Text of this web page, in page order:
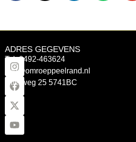
ADRES GEGEVENS
Tel: 0492-463624
info@omroeppeelrand.nl
Otterweg 25 5741BC